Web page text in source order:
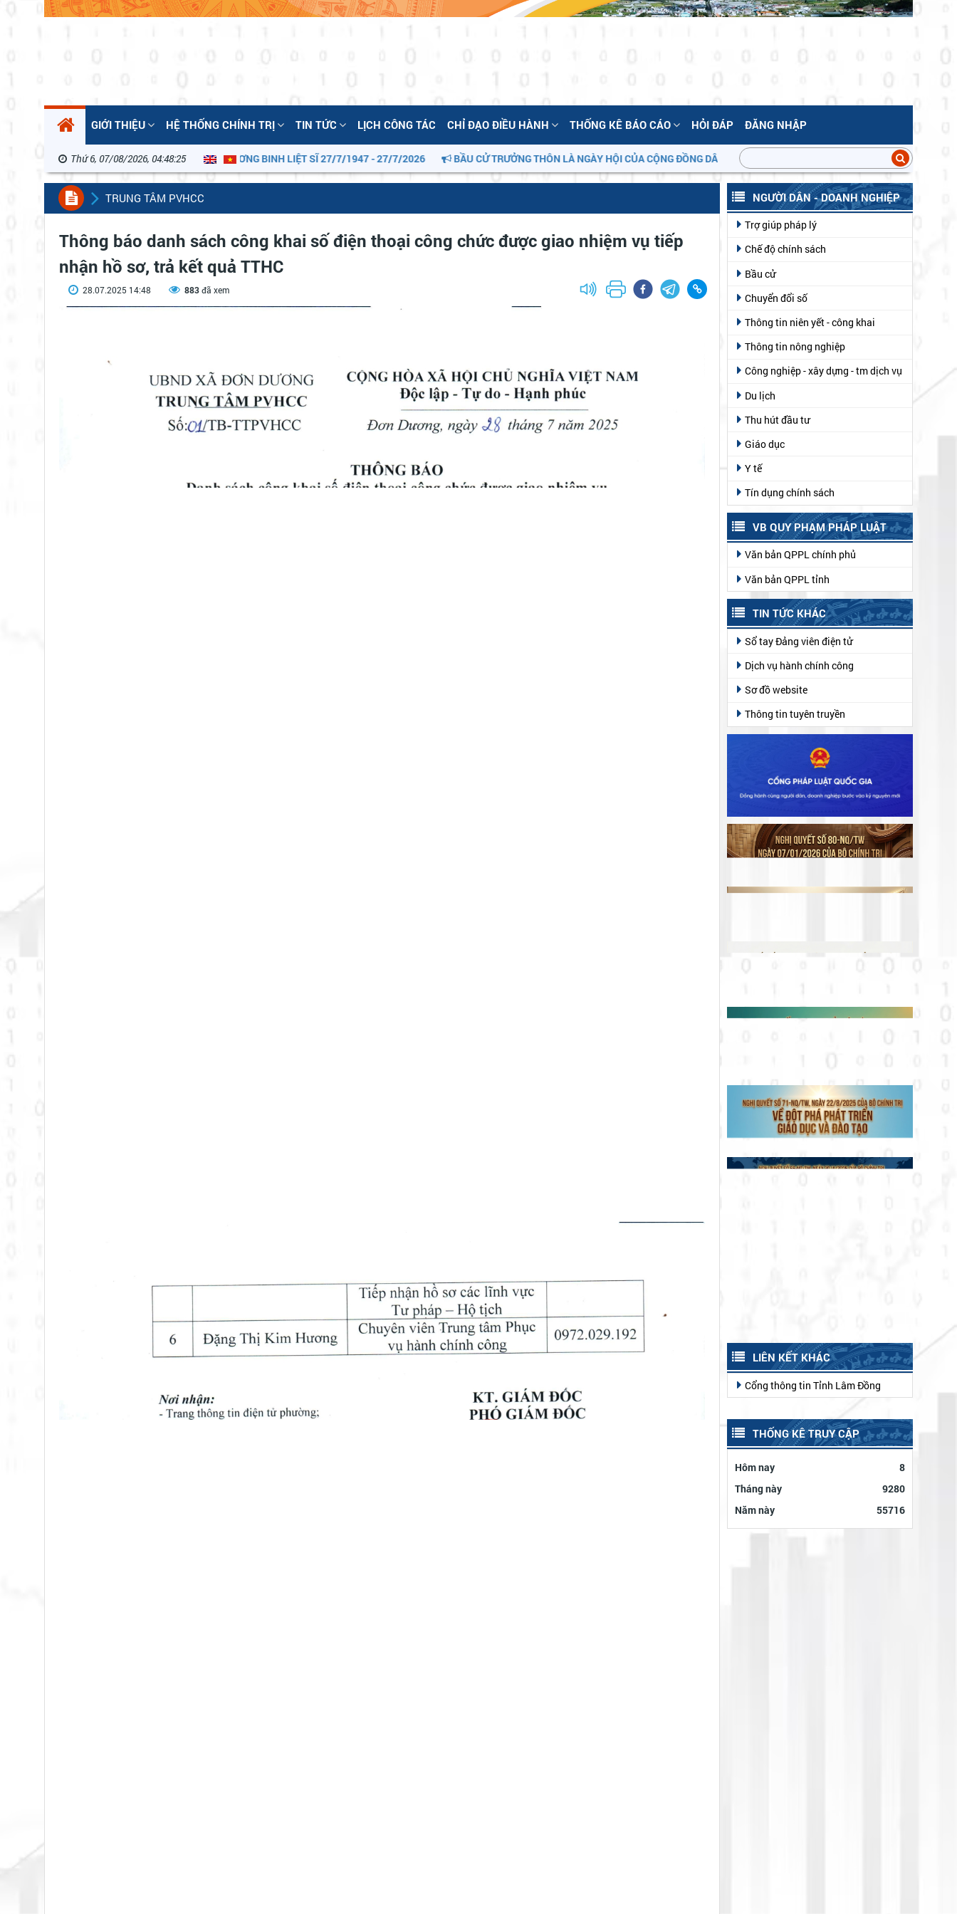
GIỚI THIỆU HỆ THỐNG CHÍNH TRỊ TIN TỨC LỊCH CÔNG TÁC CHỈ ĐẠO ĐIỀU HÀNH THỐNG KÊ BÁO CÁO HỎI ĐÁP ĐĂNG NHẬP
Thứ 6, 07/08/2026, 04:48:25
KỶ NIỆM 79 NĂM NGÀY THƯƠNG BINH LIỆT SĨ 27/7/1947 - 27/7/2026 BẦU CỬ TRƯỞNG THÔN LÀ NGÀY HỘI CỦA CỘNG ĐỒNG DÂN CƯ!
TRUNG TÂM PVHCC
Thông báo danh sách công khai số điện thoại công chức được giao nhiệm vụ tiếp
nhận hồ sơ, trả kết quả TTHC
28.07.2025 14:48 883đã xem
NGƯỜI DÂN - DOANH NGHIỆP
Trợ giúp pháp lý
Chế độ chính sách
Bầu cử
Chuyển đổi số
Thông tin niên yết - công khai
Thông tin nông nghiệp
Công nghiệp - xây dựng - tm dịch vụ
Du lịch
Thu hút đầu tư
Giáo dục
Y tế
Tín dụng chính sách
VB QUY PHẠM PHÁP LUẬT
Văn bản QPPL chính phủ
Văn bản QPPL tỉnh
TIN TỨC KHÁC
Sổ tay Đảng viên điện tử
Dịch vụ hành chính công
Sơ đồ website
Thông tin tuyên truyền
LIÊN KẾT KHÁC
Cổng thông tin Tỉnh Lâm Đồng
THỐNG KÊ TRUY CẬP
Hôm nay
8
Tháng này
9280
Năm này
55716